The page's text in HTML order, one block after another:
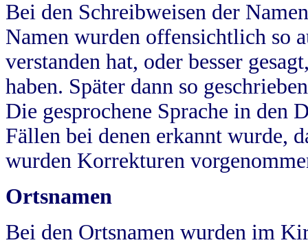
Bei den Schreibweisen der
Namen wurden offensichtlich so
verstanden hat, oder besser
haben. Später dann so
Die gesprochene Sprache in
Fällen bei denen erkannt wurde,
wurden Korrekturen
Ortsnamen
Bei den Ortsnamen wurden im